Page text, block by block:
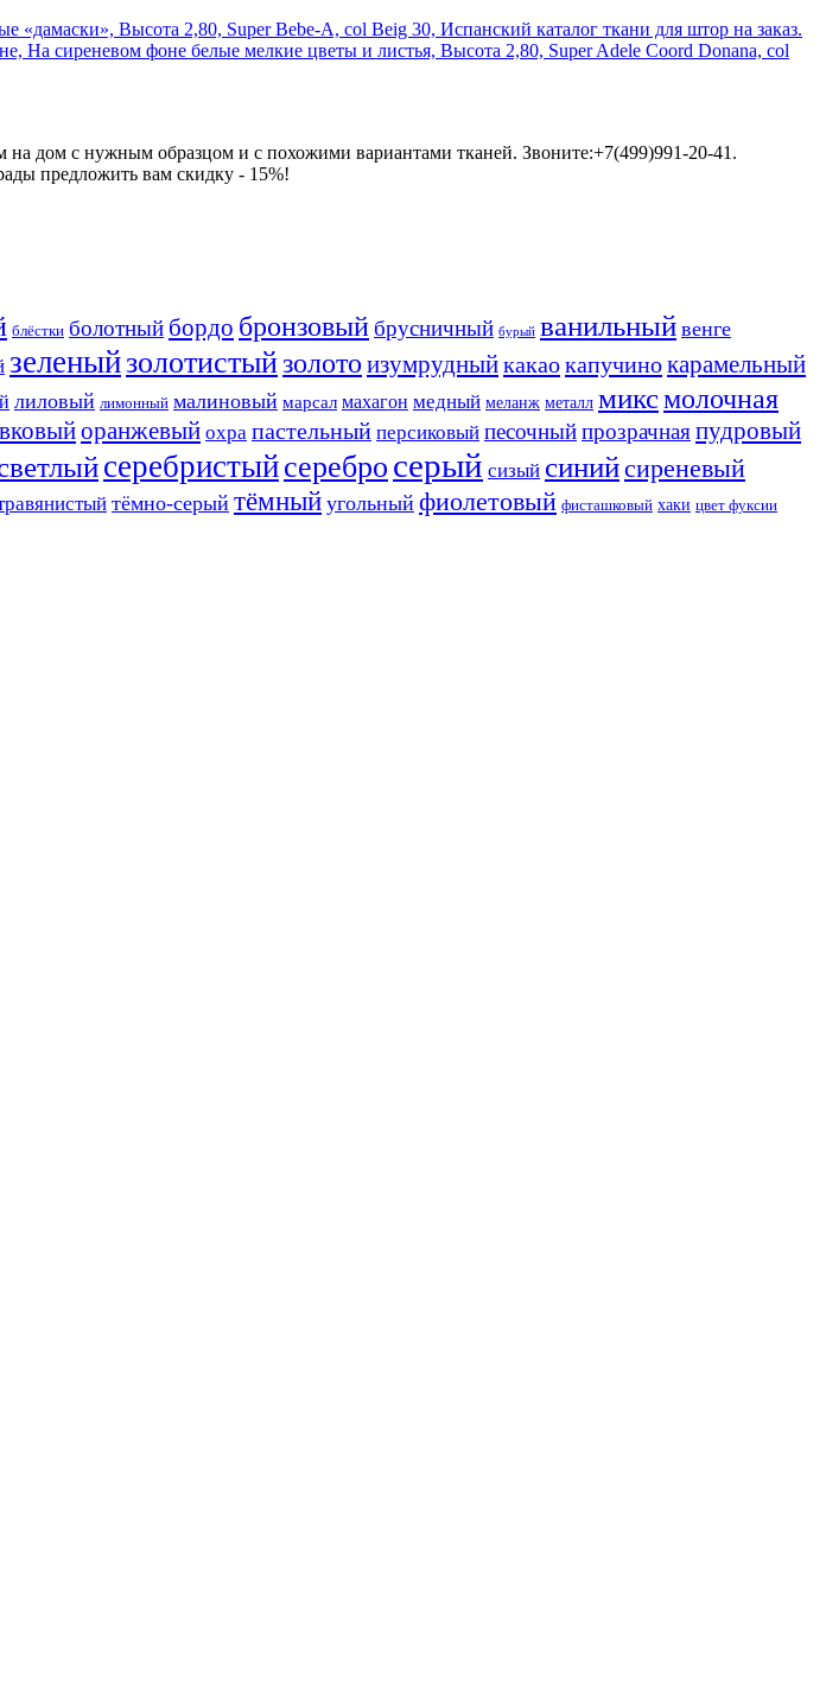
«дамаски», Высота 2,80, Super Bebe-A, col Beig 30, Испанский каталог ткани для штор на заказ.
На сиреневом фоне белые мелкие цветы и листья, Высота 2,80, Super Adele Coord Donana, col
дом с нужным образцом и с похожими вариантами тканей. Звоните:+7(499)991-20-41.
предложить вам скидку - 15%!
блёстки болотный бордо бронзовыйбрусничный бурый ванильный венге
зеленыйзолотистыйзолото изумрудныйкакаокапучинокарамельный
лиловый лимонный малиновый марсал махагон медный меланж металл миксмолочная
оранжевый охра пастельный персиковый песочныйпрозрачнаяпудровый
серебристыйсеребро серый сизый синийсиреневый
тёмно-серый тёмный угольный фиолетовый фисташковый хаки цвет фуксии